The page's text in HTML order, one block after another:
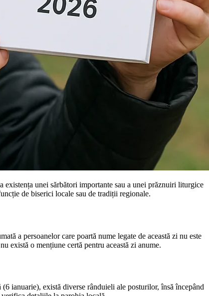
unei sărbători importante sau a unei prăznuiri liturgice
de biserici locale sau de tradiții regionale.
a persoanelor care poartă nume legate de această zi nu este
există o mențiune certă pentru această zi anume.
ianuarie), există diverse rânduieli ale posturilor, însă începând